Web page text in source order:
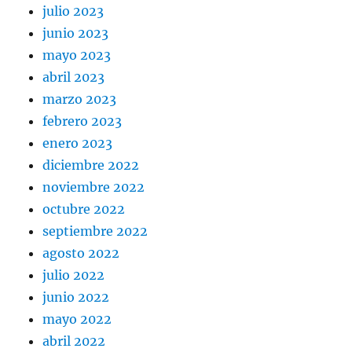
julio 2023
junio 2023
mayo 2023
abril 2023
marzo 2023
febrero 2023
enero 2023
diciembre 2022
noviembre 2022
octubre 2022
septiembre 2022
agosto 2022
julio 2022
junio 2022
mayo 2022
abril 2022